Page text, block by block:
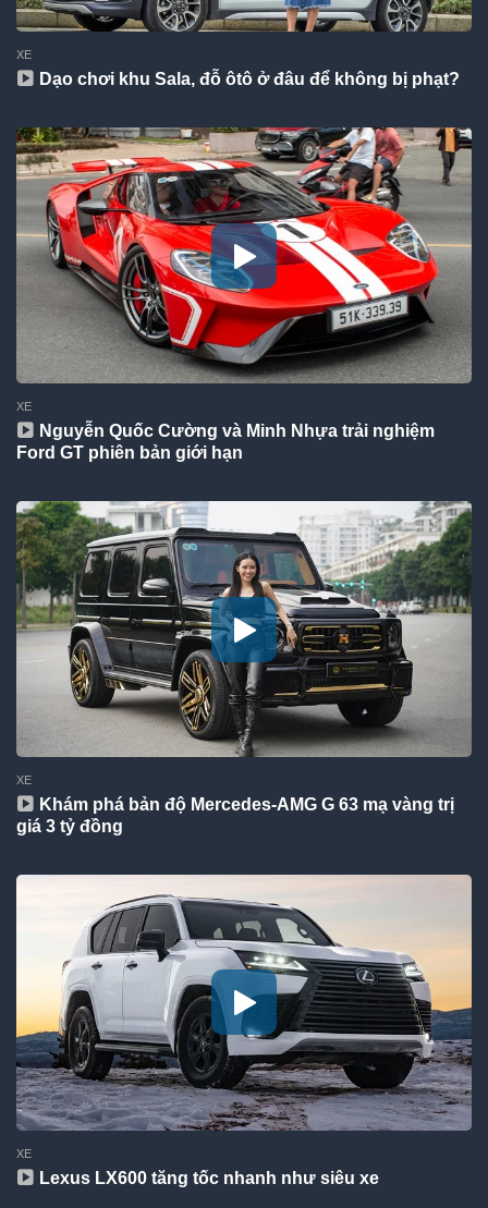
XE
Dạo chơi khu Sala, đỗ ôtô ở đâu để không bị phạt?
XE
Nguyễn Quốc Cường và Minh Nhựa trải nghiệm
Ford GT phiên bản giới hạn
XE
Khám phá bản độ Mercedes-AMG G 63 mạ vàng trị
giá 3 tỷ đồng
XE
Lexus LX600 tăng tốc nhanh như siêu xe